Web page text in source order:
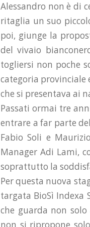
Alessandro non è di
ritaglia un suo
poi, giunge la
del vivaio
togliersi non poche
categoria provinciale
che si presentava ai
Passati ormai tre
entrare a far parte
Fabio Soli e
Manager Adi Lami,
soprattutto la
Per questa nuova
targata BioSì Indexa
che guarda non solo